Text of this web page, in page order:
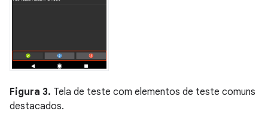
Figura 3. Tela de teste com elementos de teste comuns
destacados.